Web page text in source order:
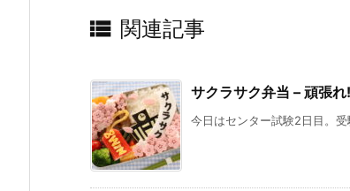
 関連記事
サクラサク弁当 – 頑張
今日はセンター試験2日目。